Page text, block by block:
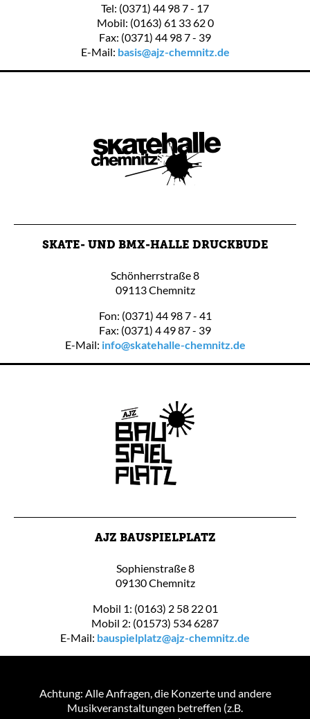
Tel: (0371) 44 98 7 - 17
Mobil: (0163) 61 33 62 0
Fax: (0371) 44 98 7 - 39
E-Mail: basis@ajz-chemnitz.de
SKATE- UND BMX-HALLE DRUCKBUDE
Schönherrstraße 8
09113 Chemnitz
Fon: (0371) 44 98 7 - 41
Fax: (0371) 4 49 87 - 39
E-Mail: info@skatehalle-chemnitz.de
AJZ BAUSPIELPLATZ
Sophienstraße 8
09130 Chemnitz
Mobil 1: (0163) 2 58 22 01
Mobil 2: (01573) 534 6287
E-Mail: bauspielplatz@ajz-chemnitz.de
Achtung: Alle Anfragen, die Konzerte und andere
Musikveranstaltungen betreffen (z.B.